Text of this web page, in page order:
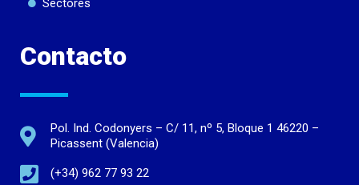
Sectores
Contacto
Pol. Ind. Codonyers – C/ 11, nº 5, Bloque 1 46220 –
Picassent (Valencia)
(+34) 962 77 93 22